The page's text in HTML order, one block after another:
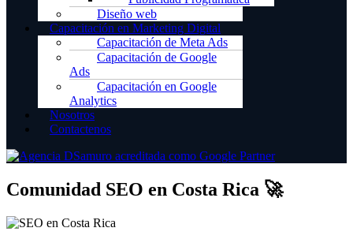
Diseño web
Capacitación en Marketing Digital
Capacitación de Meta Ads
Capacitación de Google
Ads
Capacitación en Google
Analytics
Nosotros
Contactenos
Comunidad SEO en Costa Rica 🚀